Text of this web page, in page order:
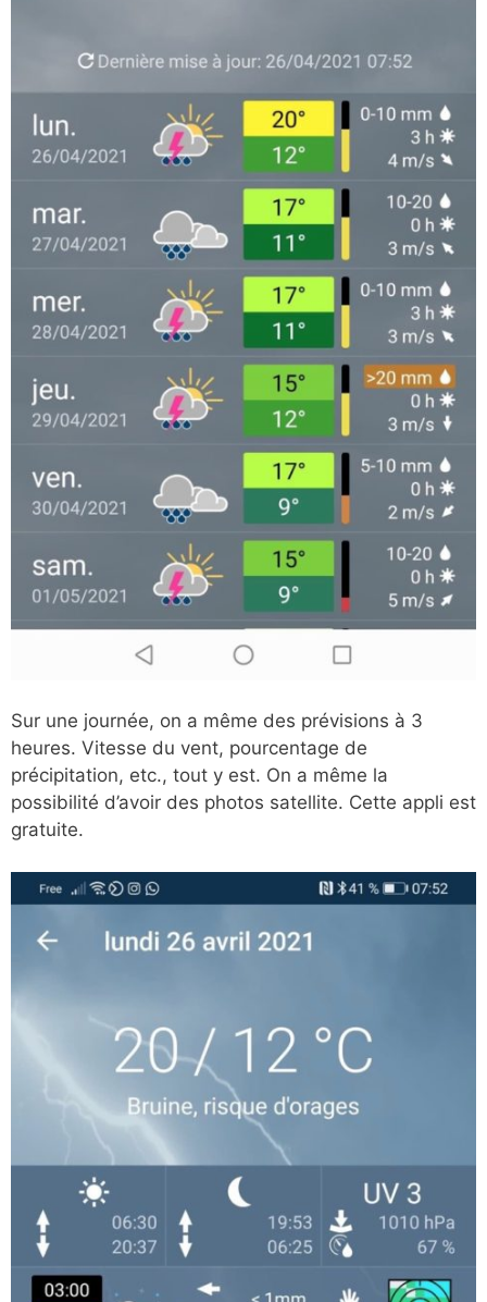
Sur une journée, on a même des prévisions à 3
heures. Vitesse du vent, pourcentage de
précipitation, etc., tout y est. On a même la
possibilité d’avoir des photos satellite. Cette appli est
gratuite.